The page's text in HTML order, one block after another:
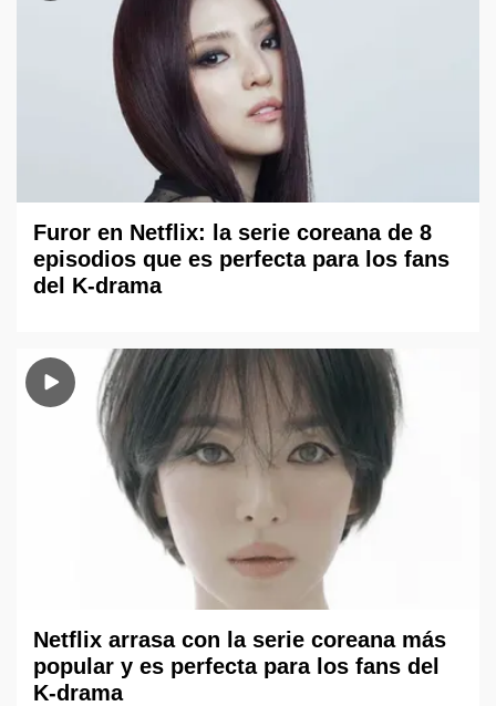
Furor en Netflix: la serie coreana de 8
episodios que es perfecta para los fans
del K-drama
Netflix arrasa con la serie coreana más
popular y es perfecta para los fans del
K-drama